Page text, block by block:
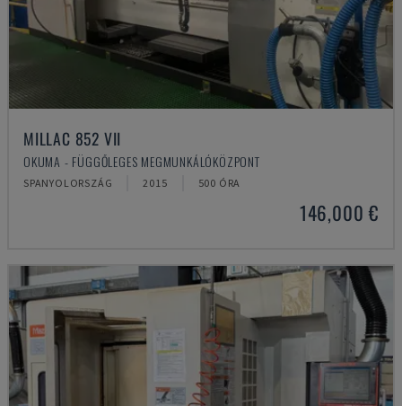
MILLAC 852 VII
OKUMA - FÜGGŐLEGES MEGMUNKÁLÓKÖZPONT
SPANYOLORSZÁG 2015 500 ÓRA
146,000 €